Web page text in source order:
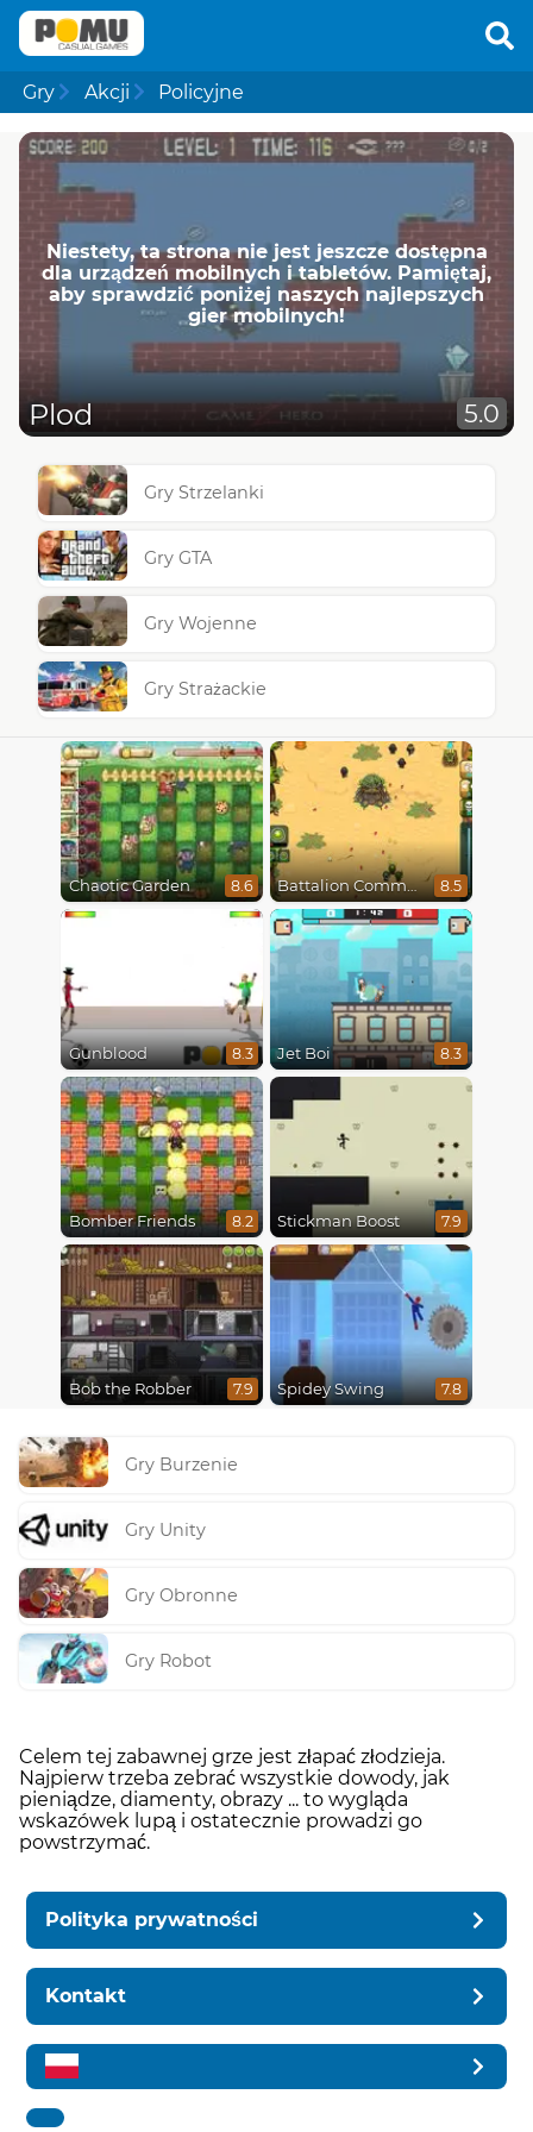
Gry Akcji Policyjne
Niestety, ta strona nie jest jeszcze dostępna
dla urządzeń mobilnych i tabletów. Pamiętaj,
aby sprawdzić poniżej naszych najlepszych
gier mobilnych!
Plod 5.0
Gry Strzelanki
Gry GTA
Gry Wojenne
Gry Strażackie
Chaotic Garden 8.6 Battalion Commander 8.5
Gunblood 8.3 Jet Boi 8.3
Bomber Friends 8.2 Stickman Boost 7.9
Bob the Robber 7.9 Spidey Swing 7.8
Gry Burzenie
Gry Unity
Gry Obronne
Gry Robot
Celem tej zabawnej grze jest złapać złodzieja.
Najpierw trzeba zebrać wszystkie dowody, jak
pieniądze, diamenty, obrazy ... to wygląda
wskazówek lupą i ostatecznie prowadzi go
powstrzymać.
Polityka prywatności
Kontakt